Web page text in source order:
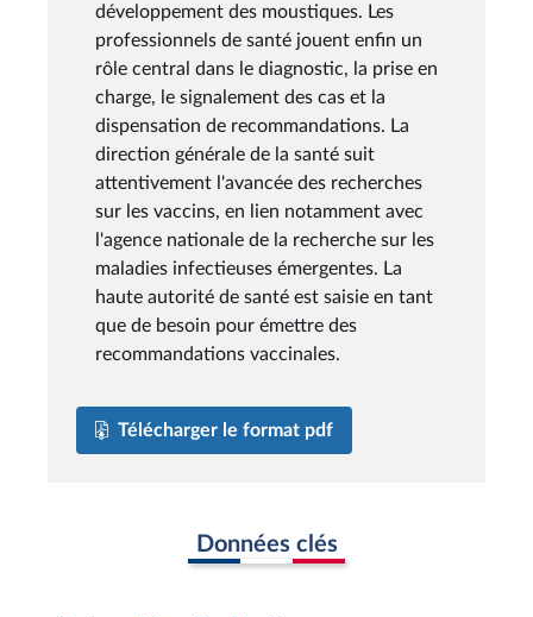
développement des moustiques. Les
professionnels de santé jouent enfin un
rôle central dans le diagnostic, la prise en
charge, le signalement des cas et la
dispensation de recommandations. La
direction générale de la santé suit
attentivement l'avancée des recherches
sur les vaccins, en lien notamment avec
l'agence nationale de la recherche sur les
maladies infectieuses émergentes. La
haute autorité de santé est saisie en tant
que de besoin pour émettre des
recommandations vaccinales.
Télécharger le format pdf
Données clés